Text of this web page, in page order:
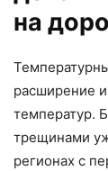
на
расширение
температур.
трещинами
регионах с